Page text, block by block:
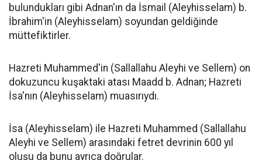
bulundukları gibi Adnan'ın da İsmail (Aleyhisselam) b.
İbrahim'in (Aleyhisselam) soyundan geldiğinde
müttefiktirler.
Hazreti Muhammed'in (Sallallahu Aleyhi ve Sellem) on
dokuzuncu kuşaktaki atası Maadd b. Adnan; Hazreti
İsa'nın (Aleyhisselam) muasırıydı.
İsa (Aleyhisselam) ile Hazreti Muhammed (Sallallahu
Aleyhi ve Sellem) arasındaki fetret devrinin 600 yıl
oluşu da bunu ayrıca doğrular.